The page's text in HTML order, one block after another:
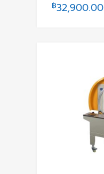
฿32,900.00